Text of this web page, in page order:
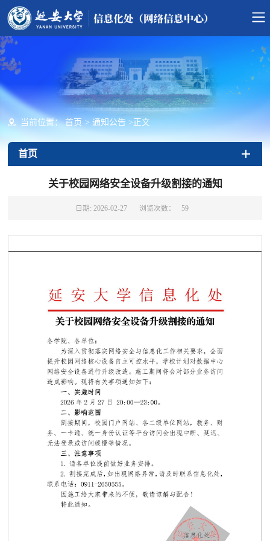
当前位置： 首页 > 通知公告 > 正文
首页
关于校园网络安全设备升级割接的通知
日期: 2026-02-27 浏览次数： 59